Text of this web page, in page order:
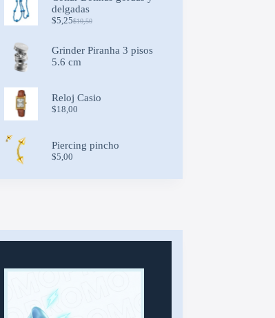
$20,00.
$14,00.
delgadas
$10,50
Original
was:
$5,25Current
is:
Grinder Piranha 3 pisos
5.6 cm
Reloj Casio
$18,00
Piercing pincho
$5,00